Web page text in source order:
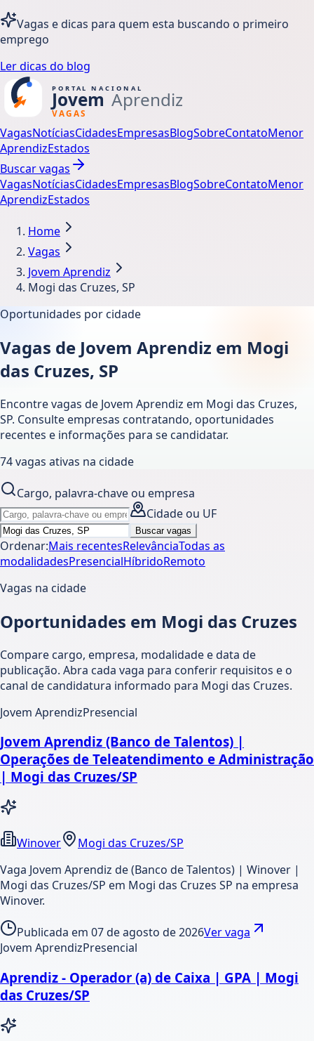
Vagas e dicas para quem esta buscando o primeiro
emprego
Ler dicas do blog
VagasNotíciasCidadesEmpresasBlogSobreContatoMenor
AprendizEstados
Buscar vagas
VagasNotíciasCidadesEmpresasBlogSobreContatoMenor
AprendizEstados
Home
Vagas
Jovem Aprendiz
Mogi das Cruzes, SP
Oportunidades por cidade
Vagas de Jovem Aprendiz em Mogi
das Cruzes, SP
Encontre vagas de Jovem Aprendiz em Mogi das Cruzes,
SP. Consulte empresas contratando, oportunidades
recentes e informações para se candidatar.
74vagas ativas na cidade
Cargo, palavra-chave ou empresa
Cidade ou UF
Buscar vagas
Ordenar:Mais recentesRelevânciaTodas as
modalidadesPresencialHíbridoRemoto
Vagas na cidade
Oportunidades em Mogi das Cruzes
Compare cargo, empresa, modalidade e data de
publicação. Abra cada vaga para conferir requisitos e o
canal de candidatura informado para Mogi das Cruzes.
Jovem AprendizPresencial
Jovem Aprendiz (Banco de Talentos) |
Operações de Teleatendimento e Administração
| Mogi das Cruzes/SP
Winover
Mogi das Cruzes/SP
Vaga Jovem Aprendiz de (Banco de Talentos) | Winover |
Mogi das Cruzes/SP em Mogi das Cruzes SP na empresa
Winover.
Publicada em 07 de agosto de 2026Ver vaga
Jovem AprendizPresencial
Aprendiz - Operador (a) de Caixa | GPA | Mogi
das Cruzes/SP